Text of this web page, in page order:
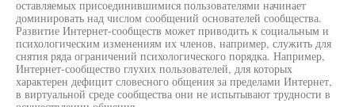
оставляемых присоединившимися пользователями начинает
доминировать над числом сообщений основателей сообщества.
Развитие Интернет-сообществ может приводить к социальным и
психологическим изменениям их членов, например, служить для
снятия ряда ограничений психологического порядка. Например,
Интернет-сообщество глухих пользователей, для которых
характерен дефицит словесного общения за пределами Интернет,
в виртуальной среде сообщества они не испытывают трудности в